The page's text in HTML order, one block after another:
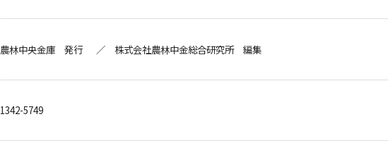
農林中央金庫 発行 ／ 株式会社農林中金総合研究所 編集
1342-5749